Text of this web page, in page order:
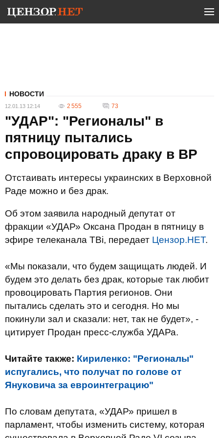
НОВОСТИ
12.01.13 12:14 2 555 73
"УДАР": "Регионалы" в
пятницу пытались
спровоцировать драку в ВР
Отстаивать интересы украинских в Верховной
Раде можно и без драк.
Об этом заявила народный депутат от
фракции «УДАР» Оксана Продан в пятницу в
эфире телеканала ТВi, передает Цензор.НЕТ.
«Мы показали, что будем защищать людей. И
будем это делать без драк, которые так любит
провоцировать Партия регионов. Они
пытались сделать это и сегодня. Но мы
покинули зал и сказали: нет, так не будет», -
цитирует Продан пресс-служба УДАРа.
Читайте также: Кириленко: "Регионалы"
испугались, что получат по голове от
Януковича за евроинтеграцию"
По словам депутата, «УДАР» пришел в
парламент, чтобы изменить систему, которая